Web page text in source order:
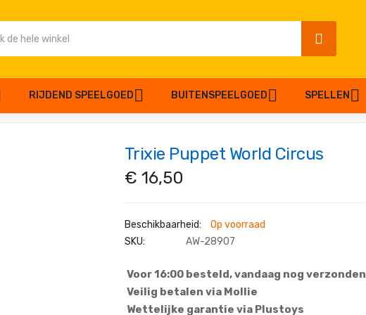
SEARCH
RIJDEND SPEELGOED BUITENSPEELGOED SPELLEN
Trixie Puppet World Circus
€ 16,50
Op voorraad
SKU
AW-28907
Voor 16:00 besteld, vandaag nog verzonden
Veilig betalen via Mollie
Wettelijke garantie via Plustoys